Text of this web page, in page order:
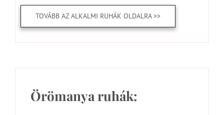
TOVÁBB AZ ALKALMI RUHÁK OLDALRA >>
Örömanya ruhák: